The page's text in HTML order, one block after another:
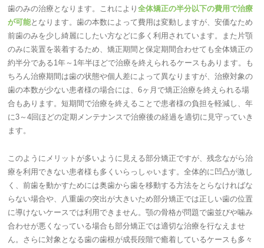
歯のみの治療となります。これにより全体矯正の半分以下の費用で治療
が可能となります。歯の本数によって費用は変動しますが、安価なため
前歯のみを少し綺麗にしたい方などに多く利用されています。また片顎
のみに装置を装着するため、矯正期間と保定期間合わせても全体矯正の
約半分である1年～1年半ほどで治療を終えられるケースもあります。も
ちろん治療期間は歯の状態や個人差によって異なりますが、治療対象の
歯の本数が少ない患者様の場合には、6ヶ月で矯正治療を終えられる場
合もあります。短期間で治療を終えることで患者様の負担を軽減し、年
に3～4回ほどの定期メンテナンスで治療後の経過を適切に見守っていき
ます。
このようにメリットが多いように見える部分矯正ですが、残念ながら治
療を利用できない患者様も多くいらっしゃいます。全体的に凹凸が激し
く、前歯を動かすためには奥歯から歯を移動する方法をとらなければな
らない場合や、八重歯の突出が大きいため部分矯正では正しい歯の位置
に導けないケースでは利用できません。顎の骨格が問題で歯並びや噛み
合わせが悪くなっている場合も部分矯正では適切な治療を行なえませ
ん。さらに対象となる歯の歯根が成長段階で癒着しているケースも多々